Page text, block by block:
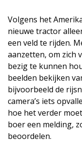
Volgens het
nieuwe tractor
een veld te rijden.
aanzetten, om zich
bezig te kunnen
beelden bekijken
bijvoorbeeld de
camera’s iets
hoe het verder
boer een melding,
beoordelen.